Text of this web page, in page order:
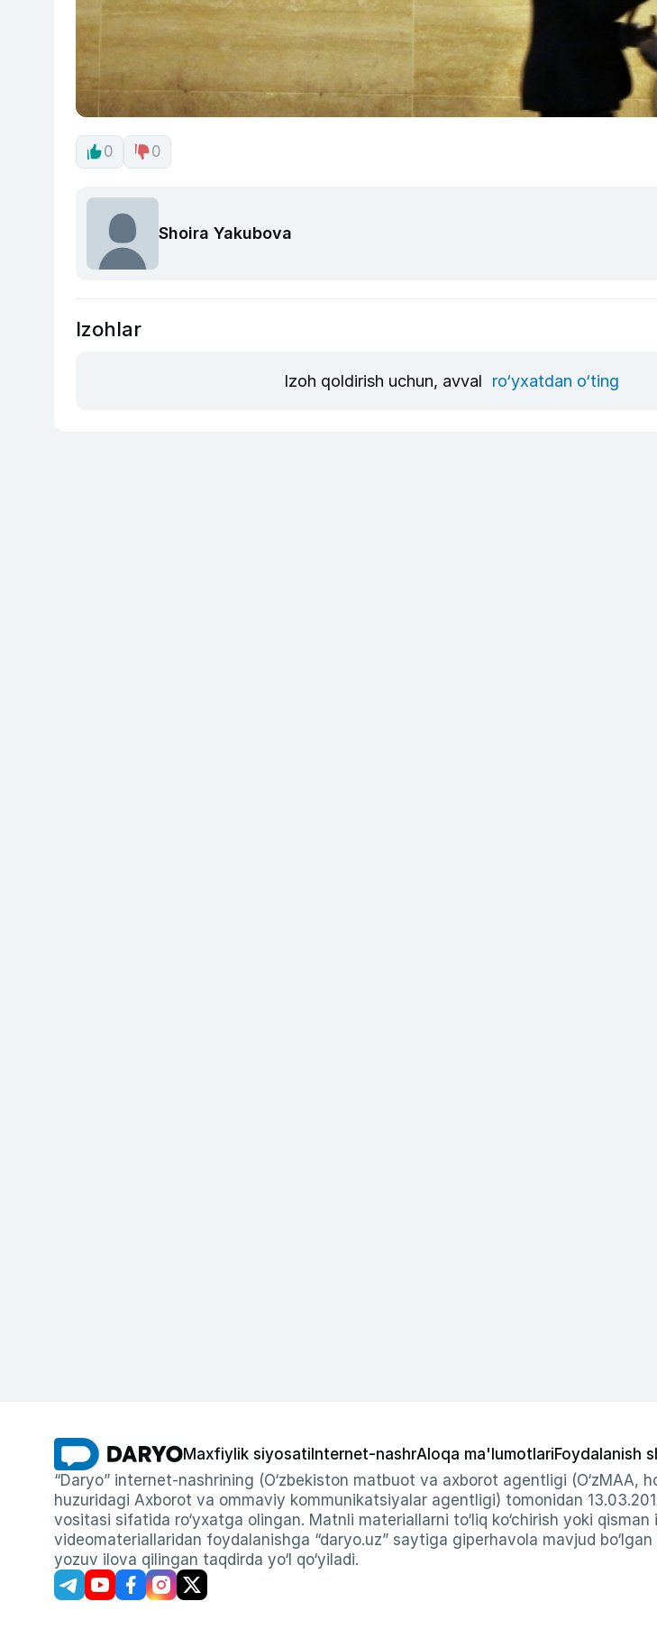
0 0
Shoira Yakubova
Izohlar
Izoh qoldirish uchun, avval ro‘yxatdan o‘ting
Maxfiylik siyosati Internet-nashrAloqa ma'lumotlariFoydalanish
“Daryo” internet-nashrining (O‘zbekiston matbuot va axborot agentligi (O‘zMAA,
huzuridagi Axborot va ommaviy kommunikatsiyalar agentligi) tomonidan
vositasi sifatida ro‘yxatga olingan. Matnli materiallarni to‘liq ko‘chirish yoki
videomateriallaridan foydalanishga “daryo.uz” saytiga giperhavola mavjud
yozuv ilova qilingan taqdirda yo‘l qo‘yiladi.